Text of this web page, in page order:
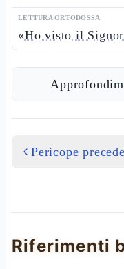
LETTURA ORTODOSSA
«Ho visto il
Pericope
Riferimenti